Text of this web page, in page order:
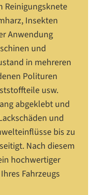
Reinigungsknete
Insekten
Anwendung
und
in mehreren
Polituren
usw.
abgeklebt und
und
bis zu
Nach diesem
hochwertiger
Fahrzeugs